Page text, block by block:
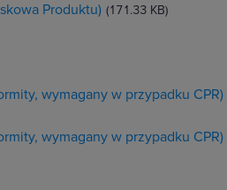
Produktu) (171.33 KB)
wymagany w przypadku CPR)
wymagany w przypadku CPR)